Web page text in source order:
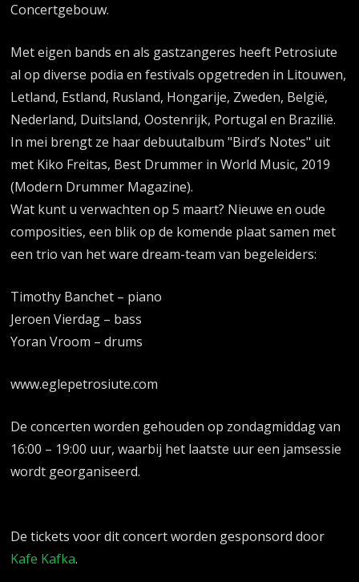
Concertgebouw.
Met eigen bands en als gastzangeres heeft Petrosiute
al op diverse podia en festivals opgetreden in Litouwen,
Letland, Estland, Rusland, Hongarije, Zweden, België,
Nederland, Duitsland, Oostenrijk, Portugal en Brazilië.
In mei brengt ze haar debuutalbum "Bird’s Notes" uit
met Kiko Freitas, Best Drummer in World Music, 2019
(Modern Drummer Magazine).
Wat kunt u verwachten op 5 maart? Nieuwe en oude
composities, een blik op de komende plaat samen met
een trio van het ware dream-team van begeleiders:
Timothy Banchet – piano
Jeroen Vierdag – bass
Yoran Vroom – drums
www.eglepetrosiute.com
De concerten worden gehouden op zondagmiddag van
16:00 – 19:00 uur, waarbij het laatste uur een jamsessie
wordt georganiseerd.
De tickets voor dit concert worden gesponsord door
Kafe Kafka.